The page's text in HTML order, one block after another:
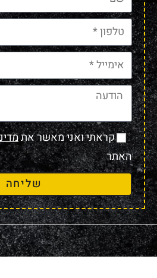
קראתי ואני מאשר את
האתר
שליחה